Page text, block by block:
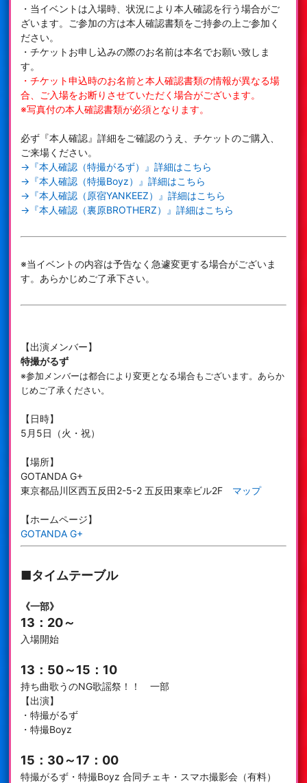
・当イベントは入場時、状況により本人確認を行う場合がご
ざいます。ご参加の方は本人確認書類をご持参の上ご参加く
ださい。
・チケットお申し込みの際のお名前は本名でお願い致しま
す。
・チケット申込時のお名前と本人確認書類の情報が異なる場
合、ご入場をお断りさせていただく場合がございます。
※写真付の本人確認書類が必須となります。
必ず『本人確認』詳細をご確認のうえ、チケットのご購入、
ご来場ください。
→『本人確認（特撮がるず）』詳細はこちら
→『本人確認（特撮Boyz）』詳細はこちら
→『本人確認（原宿YANKEEZ）』詳細はこちら
→『本人確認（裏原BROTHERZ）』詳細はこちら
※当イベントの内容は予告なく急遽変更する場合がございま
す。あらかじめご了承下さい。
【出演メンバー】
特撮がるず
※参加メンバーは都合により変更となる場合もございます。あらか
じめご了承ください。
【日時】
5月5日（火・祝）
【場所】
GOTANDA G+
東京都品川区西五反田2-5-2 五反田東幸ビル2F マップ
【ホームページ】
GOTANDA G+
■タイムテーブル
《一部》
13：20～
入場開始
13：50～15：10
持ち曲歌うのNG歌謡祭！！ 一部
【出演】
・特撮がるず
・特撮Boyz
15：30～17：00
特撮がるず・特撮Boyz 合同チェキ・スマホ撮影会（有料）